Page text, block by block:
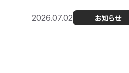
2026.07.02 お知らせ